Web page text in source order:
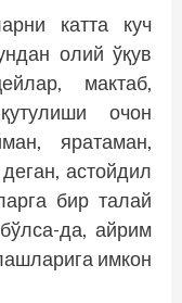
катта куч
олий ўқув
мактаб,
очон
яратаман,
астойдил
бир талай
да, айрим
имкон